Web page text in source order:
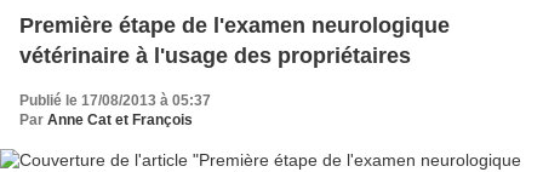
Première étape de l'examen neurologique
vétérinaire à l'usage des propriétaires
Publié le 17/08/2013 à 05:37
Par Anne Cat et François